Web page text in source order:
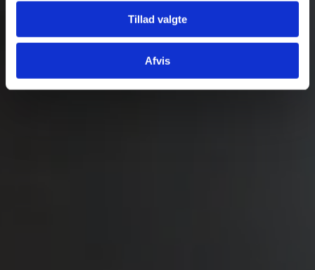
Tillad valgte
Afvis